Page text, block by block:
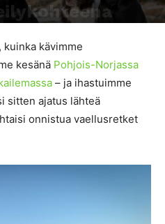
kuinka kävimme
kesänä Pohjois-Norjassa
– ja ihastuimme
sitten ajatus lähteä
onnistua vaellusretket